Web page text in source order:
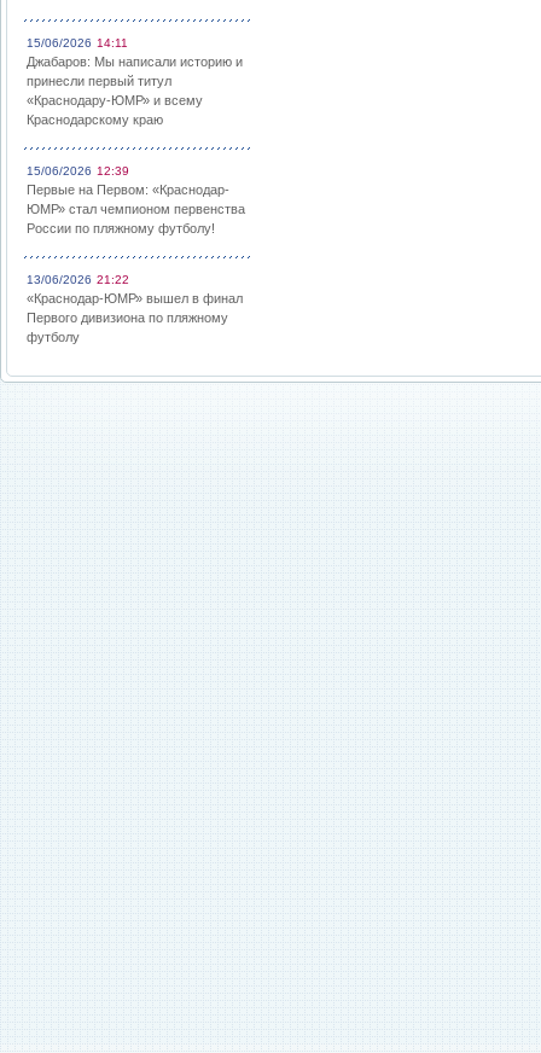
15/06/2026 14:11
Джабаров: Мы написали историю и
принесли первый титул
«Краснодару-ЮМР» и всему
Краснодарскому краю
15/06/2026 12:39
Первые на Первом: «Краснодар-
ЮМР» стал чемпионом первенства
России по пляжному футболу!
13/06/2026 21:22
«Краснодар-ЮМР» вышел в финал
Первого дивизиона по пляжному
футболу